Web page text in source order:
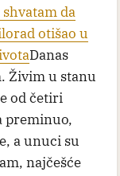
da
otišao u
Danas
Živim u stanu
od četiri
preminuo,
a unuci su
najčešće